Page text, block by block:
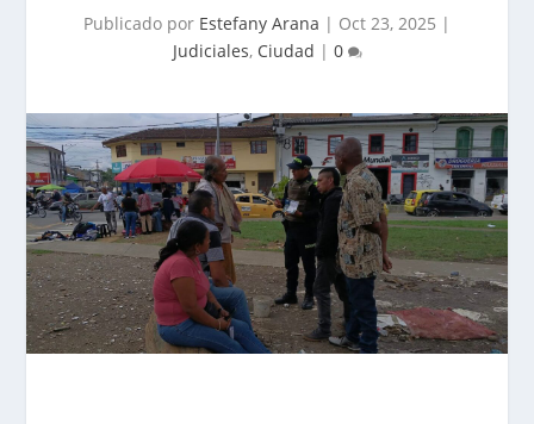
Publicado por Estefany Arana | Oct 23, 2025 |
Judiciales, Ciudad | 0